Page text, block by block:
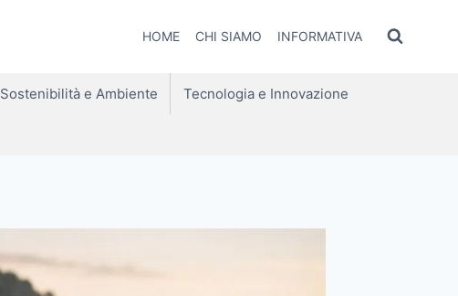
HOME CHI SIAMO INFORMATIVA
Sostenibilità e Ambiente Tecnologia e Innovazione